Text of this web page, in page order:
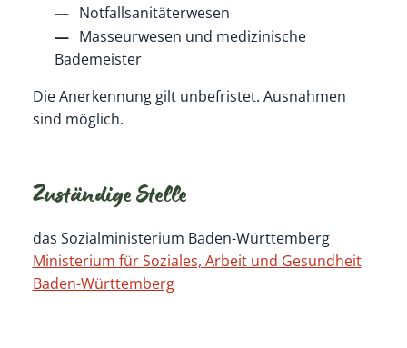
Notfallsanitäterwesen
Masseurwesen und medizinische
Bademeister
Die Anerkennung gilt unbefristet. Ausnahmen
sind möglich.
Zuständige Stelle
das Sozialministerium Baden-Württemberg
Ministerium für Soziales, Arbeit und Gesundheit
Baden-Württemberg